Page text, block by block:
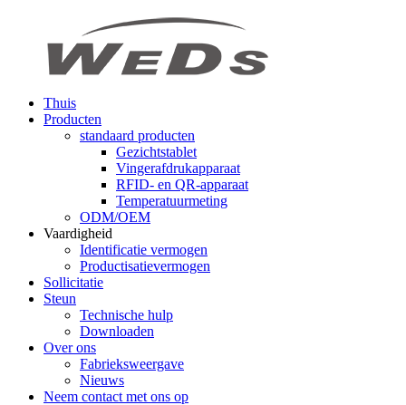
Thuis
Producten
standaard producten
Gezichtstablet
Vingerafdrukapparaat
RFID- en QR-apparaat
Temperatuurmeting
ODM/OEM
Vaardigheid
Identificatie vermogen
Productisatievermogen
Sollicitatie
Steun
Technische hulp
Downloaden
Over ons
Fabrieksweergave
Nieuws
Neem contact met ons op